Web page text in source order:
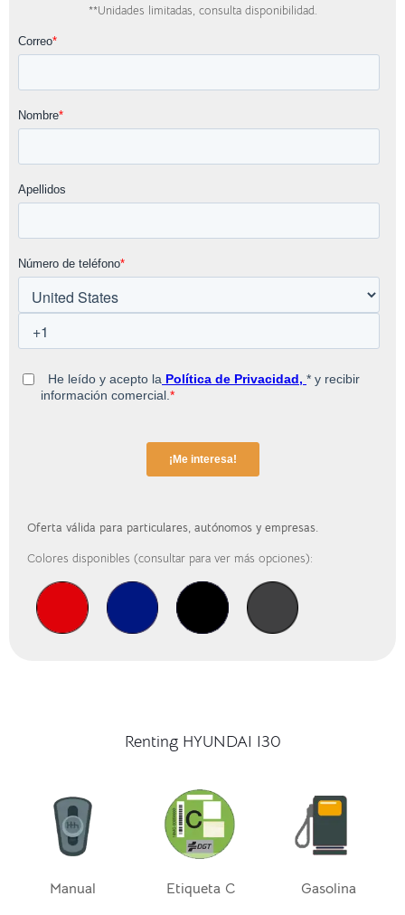
**Unidades limitadas, consulta disponibilidad.
Oferta válida para particulares, autónomos y empresas.
Colores disponibles (consultar para ver más opciones):
Renting HYUNDAI I30
Manual Etiqueta C Gasolina